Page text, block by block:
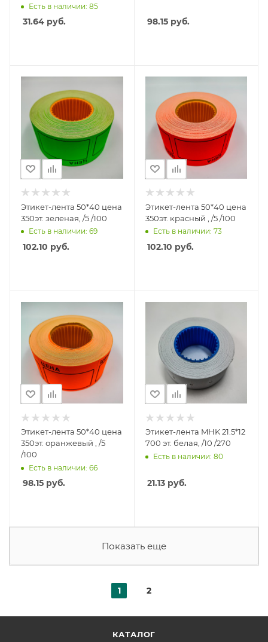
Есть в наличии: 85
31.64 руб. 98.15руб.
Этикет-лента 50*40 цена
350эт. зеленая, /5 /100
Есть в наличии: 69
102.10 руб.
Этикет-лента 50*40 цена
350эт. красный , /5 /100
Есть в наличии: 73
102.10 руб.
Этикет-лента 50*40 цена
350эт. оранжевый , /5
/100
Есть в наличии: 66
98.15 руб.
Этикет-лента MHK 21.5*12
700 эт. белая, /10 /270
Есть в наличии: 80
21.13руб.
Показать еще
1 2
КАТАЛОГ